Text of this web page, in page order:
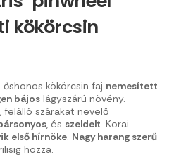
kökörcsin
őshonos kökörcsin faj nemesített
bájos lágyszárú növény.
, felálló szárakat nevelő
, és szeldelt. Korai
első hírnöke. Nagy harang szerű
hozza.